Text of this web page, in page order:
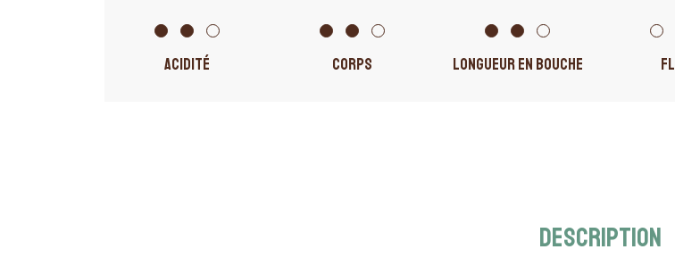
ACIDITÉ CORPS LONGUEUR EN BOUCHE
DESCRIPTION